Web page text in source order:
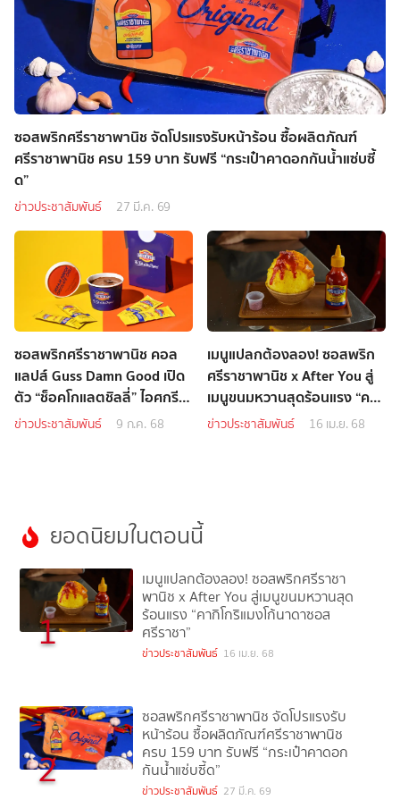
ซอสพริกศรีราชาพานิช จัดโปรแรงรับหน้าร้อน ซื้อผลิตภัณฑ์
ศรีราชาพานิช ครบ 159 บาท รับฟรี “กระเป๋าคาดอกกันน้ำแซ่บซี้
ด”
ข่าวประชาสัมพันธ์ 27 มี.ค. 69
ซอสพริกศรีราชาพานิช คอล
แลปส์ Guss Damn Good เปิด
ตัว “ช็อคโกแลตชิลลี่” ไอศกรีม
รสชาติจึ้ง
ข่าวประชาสัมพันธ์ 9 ก.ค. 68
เมนูแปลกต้องลอง! ซอสพริก
ศรีราชาพานิช x After You สู่
เมนูขนมหวานสุดร้อนแรง “คากิ
โกริแมงโก้นาดาซอสศรีราชา”
ข่าวประชาสัมพันธ์ 16 เม.ย. 68
ยอดนิยมในตอนนี้
1
เมนูแปลกต้องลอง! ซอสพริกศรีราชา
พานิช x After You สู่เมนูขนมหวานสุด
ร้อนแรง “คากิโกริแมงโก้นาดาซอส
ศรีราชา”
ข่าวประชาสัมพันธ์ 16 เม.ย. 68
2
ซอสพริกศรีราชาพานิช จัดโปรแรงรับ
หน้าร้อน ซื้อผลิตภัณฑ์ศรีราชาพานิช
ครบ 159 บาท รับฟรี “กระเป๋าคาดอก
กันน้ำแซ่บซี้ด”
ข่าวประชาสัมพันธ์ 27 มี.ค. 69